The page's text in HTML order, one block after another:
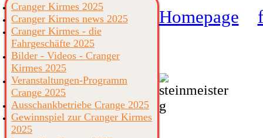
Homepage
Cranger Kirmes 2025
Cranger Kirmes news 2025
Cranger Kirmes - die
Fahrgeschäfte 2025
Bilder - Videos - Cranger
Kirmes 2025
Veranstaltungen-Programm
Crange 2025
Ausschankbetriebe Crange 2025
Gewinnspiel zur Cranger Kirmes
2025